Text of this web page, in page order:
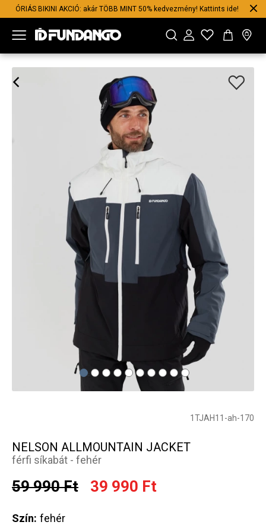
ÓRIÁS BIKINI AKCIÓ: akár TÖBB MINT 50% kedvezmény! Kattints ide!
1TJAH11-ah-170
NELSON ALLMOUNTAIN JACKET
férfi síkabát - fehér
59 990 Ft 39 990 Ft
Szín: fehér